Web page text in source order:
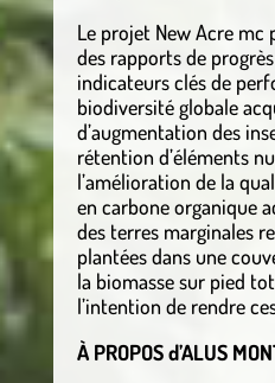
Le projet New Acre mc
des rapports de
indicateurs clés de
biodiversité globale
d’augmentation des
rétention d’éléments
l’amélioration de la
en carbone organique
des terres marginales
plantées dans une
la biomasse sur pied
l’intention de rendre
À PROPOS d’ALUS